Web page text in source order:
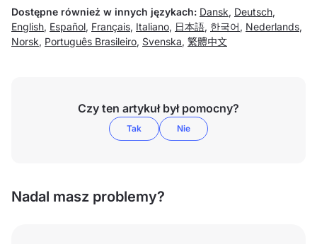
Dostępne również w innych językach: Dansk, Deutsch,
English, Español, Français, Italiano, 日本語, 한국어 , Nederlands,
Norsk, Português Brasileiro, Svenska, 繁體中文
Czy ten artykuł był pomocny?
Tak Nie
Nadal masz problemy?